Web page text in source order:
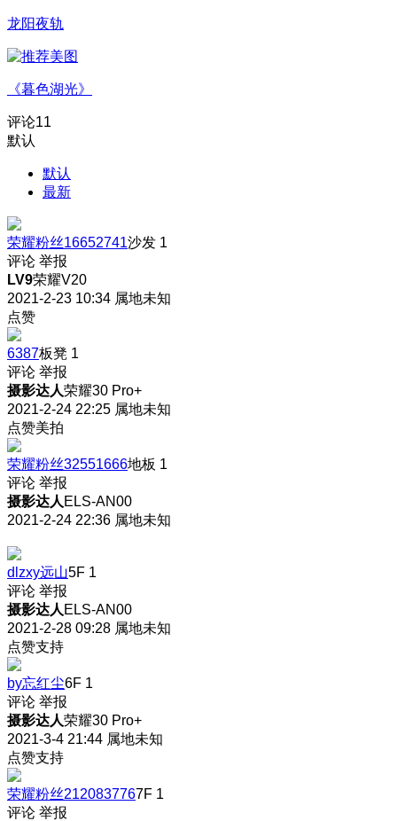
龙阳夜轨
《暮色湖光》
评论11
默认
默认
最新
荣耀粉丝16652741沙发 1
评论 举报
LV9荣耀V20
2021-2-23 10:34 属地未知
点赞
6387板凳 1
评论 举报
摄影达人荣耀30 Pro+
2021-2-24 22:25 属地未知
点赞美拍
荣耀粉丝32551666地板 1
评论 举报
摄影达人 ELS-AN00
2021-2-24 22:36 属地未知
dlzxy远山5F 1
评论 举报
摄影达人 ELS-AN00
2021-2-28 09:28 属地未知
点赞支持
by忘红尘6F 1
评论 举报
摄影达人荣耀30 Pro+
2021-3-4 21:44 属地未知
点赞支持
荣耀粉丝2120837767F 1
评论 举报